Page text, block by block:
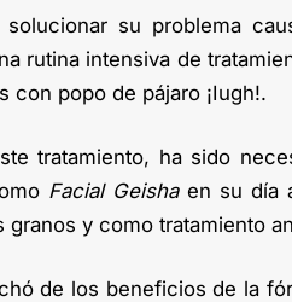
su problema
rutina intensiva de
con popo de pájaro ¡Iugh!.
tratamiento, ha sido
Facial Geishaen su día
y como tratamiento
de los beneficios de la